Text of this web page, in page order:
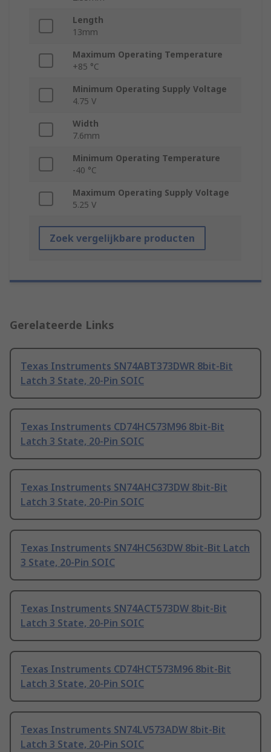
Length
13mm
Maximum Operating Temperature
+85 °C
Minimum Operating Supply Voltage
4.75 V
Width
7.6mm
Minimum Operating Temperature
-40 °C
Maximum Operating Supply Voltage
5.25 V
Zoek vergelijkbare producten
Gerelateerde Links
Texas Instruments SN74ABT373DWR 8bit-Bit
Latch 3 State, 20-Pin SOIC
Texas Instruments CD74HC573M96 8bit-Bit
Latch 3 State, 20-Pin SOIC
Texas Instruments SN74AHC373DW 8bit-Bit
Latch 3 State, 20-Pin SOIC
Texas Instruments SN74HC563DW 8bit-Bit Latch
3 State, 20-Pin SOIC
Texas Instruments SN74ACT573DW 8bit-Bit
Latch 3 State, 20-Pin SOIC
Texas Instruments CD74HCT573M96 8bit-Bit
Latch 3 State, 20-Pin SOIC
Texas Instruments SN74LV573ADW 8bit-Bit
Latch 3 State, 20-Pin SOIC